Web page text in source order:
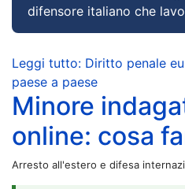
difensore italiano che
Leggi tutto: Diritto penale
paese a paese
Minore
online: cosa
Arresto all'estero e difesa